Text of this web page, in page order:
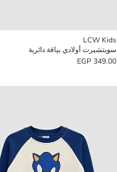
LCW Kids
سويتشيرت أولادي بياقة دائرية
349.00 EGP